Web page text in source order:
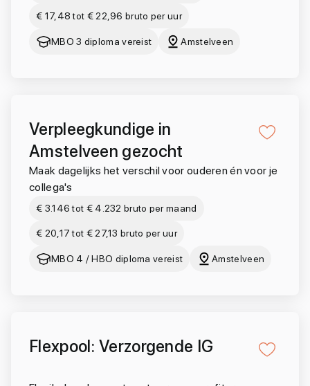
€ 17,48 tot € 22,96 bruto per uur
MBO 3 diploma vereist Amstelveen
Verpleegkundige in
Amstelveen gezocht
Maak dagelijks het verschil voor ouderen én voor je
collega's
€ 3.146 tot € 4.232 bruto per maand
€ 20,17 tot € 27,13 bruto per uur
MBO 4 / HBO diploma vereist Amstelveen
Flexpool: Verzorgende IG